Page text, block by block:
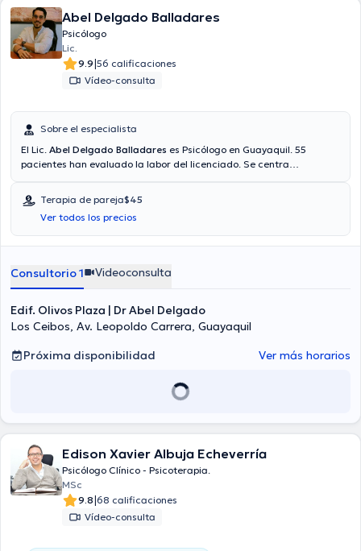
Abel Delgado Balladares
Psicólogo
Lic.
9.9|56 calificaciones
Vídeo-consulta
Sobre el especialista
El Lic. Abel Delgado Balladares es Psicólogo en Guayaquil. 55
pacientes han evaluado la labor del licenciado. Se centra
podrá obtener una cita vía video-consulta. El especialista acepta
pacientes con las siguientes aseguradoras: Consulta privada, Vía
reembolso con cualquier aseguradora. El precio de la consulta con
el licenciado Abel Delgado Balladares es de $35. En su consultorio
Terapia de pareja$45
Ver todos los precios
Consultorio 1 Videoconsulta
Edif. Olivos Plaza | Dr Abel Delgado
Los Ceibos, Av. Leopoldo Carrera, Guayaquil
Próxima disponibilidad
Ver más horarios
Edison Xavier Albuja Echeverría
Psicólogo Clínico - Psicoterapia.
MSc
9.8|68 calificaciones
Vídeo-consulta